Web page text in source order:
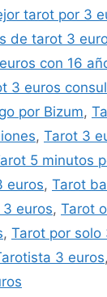
tarot por 3
de tarot 3
con 16
3 euros
por Bizum,
, Tarot 3
5 minutos
euros, Tarot
euros, Tarot
, Tarot por solo
3 euros,